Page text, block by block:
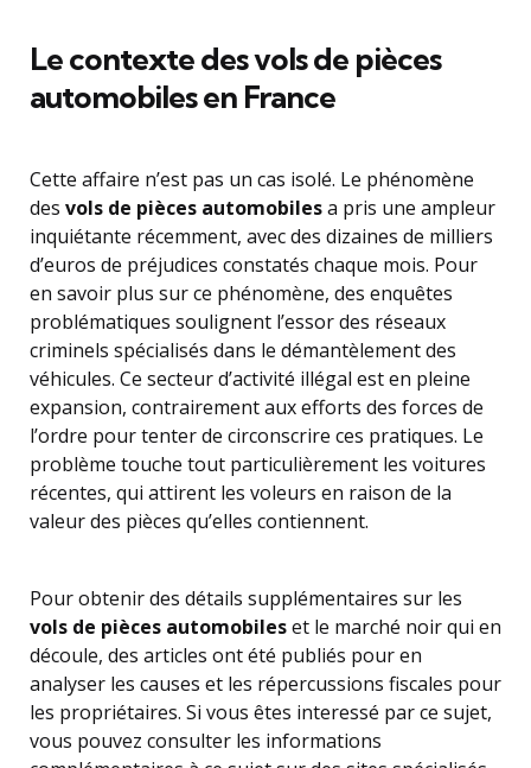
Le contexte des vols de pièces
automobiles en France
Cette affaire n’est pas un cas isolé. Le phénomène
des vols de pièces automobilesa pris une ampleur
inquiétante récemment, avec des dizaines de milliers
d’euros de préjudices constatés chaque mois. Pour
en savoir plus sur ce phénomène, des enquêtes
problématiques soulignent l’essor des réseaux
criminels spécialisés dans le démantèlement des
véhicules. Ce secteur d’activité illégal est en pleine
expansion, contrairement aux efforts des forces de
l’ordre pour tenter de circonscrire ces pratiques. Le
problème touche tout particulièrement les voitures
récentes, qui attirent les voleurs en raison de la
valeur des pièces qu’elles contiennent.
Pour obtenir des détails supplémentaires sur les
vols de pièces automobileset le marché noir qui en
découle, des articles ont été publiés pour en
analyser les causes et les répercussions fiscales pour
les propriétaires. Si vous êtes interessé par ce sujet,
vous pouvez consulter les informations